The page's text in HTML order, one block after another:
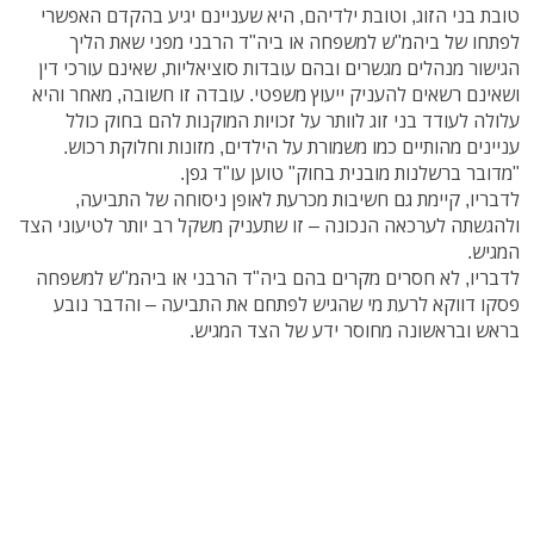
טובת בני הזוג, וטובת ילדיהם, היא שעניינם יגיע בהקדם האפשרי
לפתחו של ביהמ"ש למשפחה או ביה"ד הרבני מפני שאת הליך
הגישור מנהלים מגשרים ובהם עובדות סוציאליות, שאינם עורכי דין
ושאינם רשאים להעניק ייעוץ משפטי. עובדה זו חשובה, מאחר והיא
עלולה לעודד בני זוג לוותר על זכויות המוקנות להם בחוק כולל
עניינים מהותיים כמו משמורת על הילדים, מזונות וחלוקת רכוש.
"מדובר ברשלנות מובנית בחוק" טוען עו"ד גפן.
לדבריו, קיימת גם חשיבות מכרעת לאופן ניסוחה של התביעה,
ולהגשתה לערכאה הנכונה – זו שתעניק משקל רב יותר לטיעוני הצד
המגיש.
לדבריו, לא חסרים מקרים בהם ביה"ד הרבני או ביהמ"ש למשפחה
פסקו דווקא לרעת מי שהגיש לפתחם את התביעה – והדבר נובע
בראש ובראשונה מחוסר ידע של הצד המגיש.